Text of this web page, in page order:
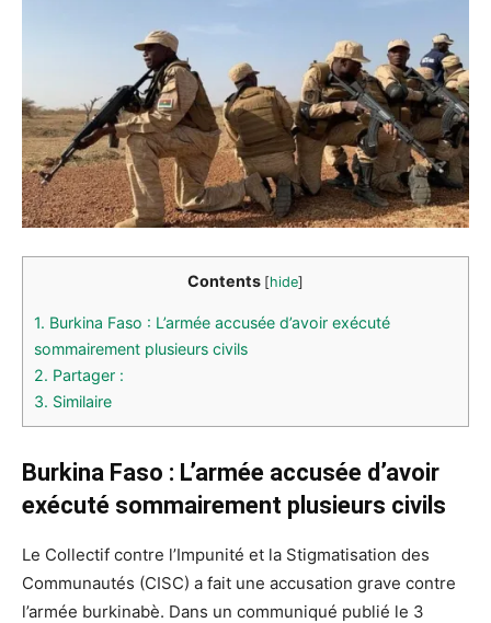
Contents [hide]
1. Burkina Faso : L’armée accusée d’avoir exécuté
sommairement plusieurs civils
2. Partager :
3. Similaire
Burkina Faso : L’armée accusée d’avoir
exécuté sommairement plusieurs civils
Le Collectif contre l’Impunité et la Stigmatisation des
Communautés (CISC) a fait une accusation grave contre
l’armée burkinabè. Dans un communiqué publié le 3